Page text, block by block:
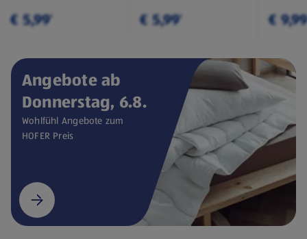
€ 5,99¹ € 5,99¹ €
Angebote ab
Donnerstag, 6.8.
Wohlfühl Angebote zum
HOFER Preis